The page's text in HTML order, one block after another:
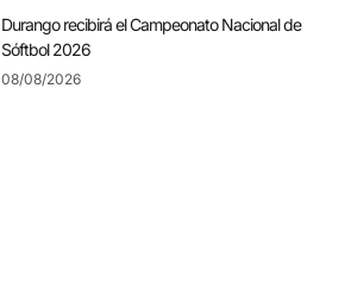
Durango recibirá el Campeonato Nacional de
Sóftbol 2026
08/08/2026